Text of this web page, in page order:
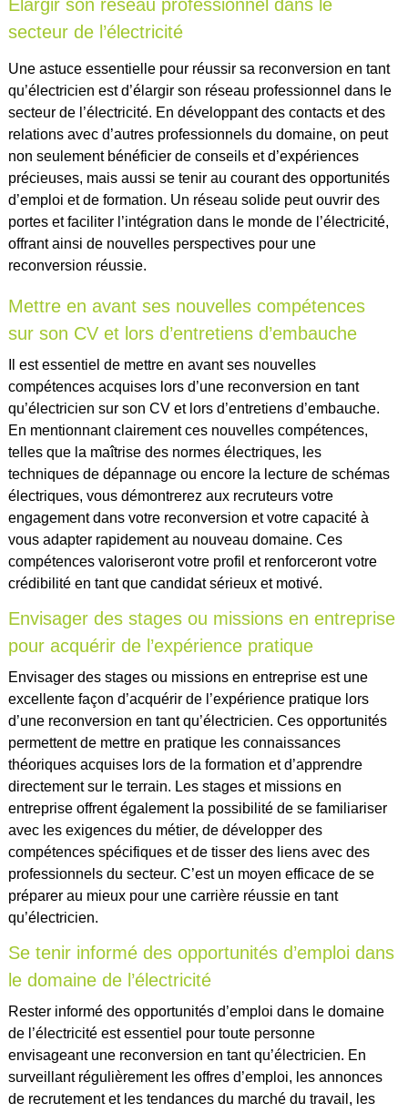
Élargir son réseau professionnel dans le
secteur de l’électricité
Une astuce essentielle pour réussir sa reconversion en tant
qu’électricien est d’élargir son réseau professionnel dans le
secteur de l’électricité. En développant des contacts et des
relations avec d’autres professionnels du domaine, on peut
non seulement bénéficier de conseils et d’expériences
précieuses, mais aussi se tenir au courant des opportunités
d’emploi et de formation. Un réseau solide peut ouvrir des
portes et faciliter l’intégration dans le monde de l’électricité,
offrant ainsi de nouvelles perspectives pour une
reconversion réussie.
Mettre en avant ses nouvelles compétences
sur son CV et lors d’entretiens d’embauche
Il est essentiel de mettre en avant ses nouvelles
compétences acquises lors d’une reconversion en tant
qu’électricien sur son CV et lors d’entretiens d’embauche.
En mentionnant clairement ces nouvelles compétences,
telles que la maîtrise des normes électriques, les
techniques de dépannage ou encore la lecture de schémas
électriques, vous démontrerez aux recruteurs votre
engagement dans votre reconversion et votre capacité à
vous adapter rapidement au nouveau domaine. Ces
compétences valoriseront votre profil et renforceront votre
crédibilité en tant que candidat sérieux et motivé.
Envisager des stages ou missions en entreprise
pour acquérir de l’expérience pratique
Envisager des stages ou missions en entreprise est une
excellente façon d’acquérir de l’expérience pratique lors
d’une reconversion en tant qu’électricien. Ces opportunités
permettent de mettre en pratique les connaissances
théoriques acquises lors de la formation et d’apprendre
directement sur le terrain. Les stages et missions en
entreprise offrent également la possibilité de se familiariser
avec les exigences du métier, de développer des
compétences spécifiques et de tisser des liens avec des
professionnels du secteur. C’est un moyen efficace de se
préparer au mieux pour une carrière réussie en tant
qu’électricien.
Se tenir informé des opportunités d’emploi dans
le domaine de l’électricité
Rester informé des opportunités d’emploi dans le domaine
de l’électricité est essentiel pour toute personne
envisageant une reconversion en tant qu’électricien. En
surveillant régulièrement les offres d’emploi, les annonces
de recrutement et les tendances du marché du travail, les